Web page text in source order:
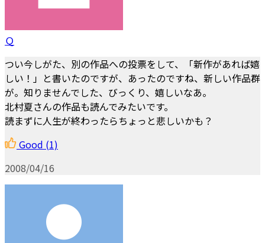
Ｑ
つい今しがた、別の作品への投票をして、「新作があれば嬉
しい！」と書いたのですが、あったのですね、新しい作品群
が。知りませんでした、びっくり、嬉しいなあ。
北村夏さんの作品も読んでみたいです。
読まずに人生が終わったらちょっと悲しいかも？
Good (1)
2008/04/16